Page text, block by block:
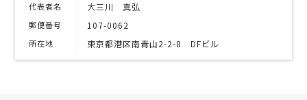
代表者名 大三川 真弘
郵便番号 107-0062
所在地 東京都港区南青山2-2-8 DFビル